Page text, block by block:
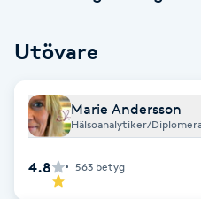
Bottenfärg
Brynformning
Brynfärgning
Utövare
Marie Andersson
4.8 563 betyg